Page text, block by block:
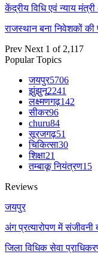
केंद्रीय विधि एवं न्याय
राजस्थान बना निवेशकों
Prev Next 1 of 2,117
Popular Topics
जयपुर5706
झुंझुनू2241
लक्ष्मणगढ़142
सीकर96
churu84
सूरजगढ़51
चिकित्सा30
शिक्षा21
तम्बाकू नियंत्रण15
Reviews
जयपुर
अंग प्रत्यारोपण में
जिला विधिक सेवा